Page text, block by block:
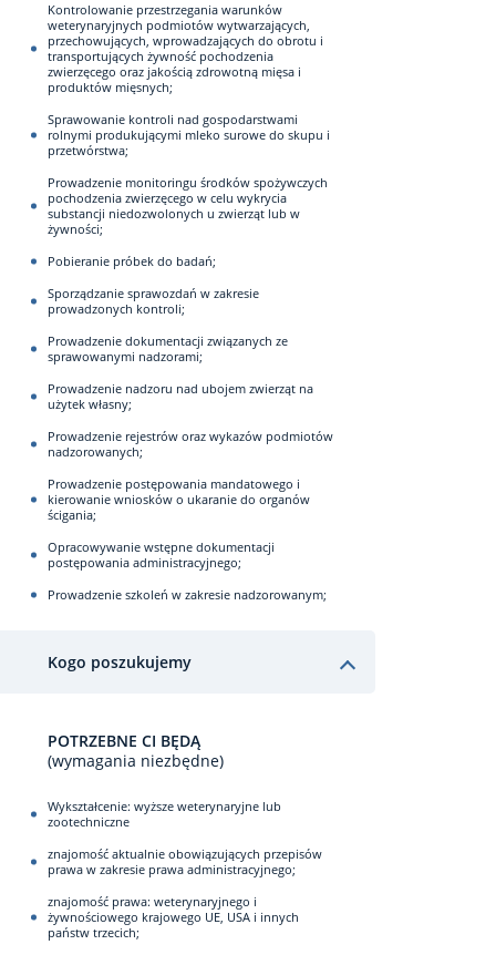
Kontrolowanie przestrzegania warunków
weterynaryjnych podmiotów wytwarzających,
przechowujących, wprowadzających do obrotu i
transportujących żywność pochodzenia
zwierzęcego oraz jakością zdrowotną mięsa i
produktów mięsnych;
Sprawowanie kontroli nad gospodarstwami
rolnymi produkującymi mleko surowe do skupu i
przetwórstwa;
Prowadzenie monitoringu środków spożywczych
pochodzenia zwierzęcego w celu wykrycia
substancji niedozwolonych u zwierząt lub w
żywności;
Pobieranie próbek do badań;
Sporządzanie sprawozdań w zakresie
prowadzonych kontroli;
Prowadzenie dokumentacji związanych ze
sprawowanymi nadzorami;
Prowadzenie nadzoru nad ubojem zwierząt na
użytek własny;
Prowadzenie rejestrów oraz wykazów podmiotów
nadzorowanych;
Prowadzenie postępowania mandatowego i
kierowanie wniosków o ukaranie do organów
ścigania;
Opracowywanie wstępne dokumentacji
postępowania administracyjnego;
Prowadzenie szkoleń w zakresie nadzorowanym;
Kogo poszukujemy
POTRZEBNE CI BĘDĄ
(wymagania niezbędne)
Wykształcenie: wyższe weterynaryjne lub
zootechniczne
znajomość aktualnie obowiązujących przepisów
prawa w zakresie prawa administracyjnego;
znajomość prawa: weterynaryjnego i
żywnościowego krajowego UE, USA i innych
państw trzecich;